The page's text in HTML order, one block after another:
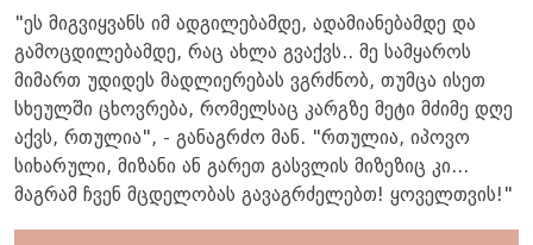
"ეს მიგვიყვანს იმ ადგილებამდე, ადამიანებამდე და
გამოცდილებამდე, რაც ახლა გვაქვს.. მე სამყაროს
მიმართ უდიდეს მადლიერებას ვგრძნობ, თუმცა ისეთ
სხეულში ცხოვრება, რომელსაც კარგზე მეტი მძიმე დღე
აქვს, რთულია", - განაგრძო მან. "რთულია, იპოვო
სიხარული, მიზანი ან გარეთ გასვლის მიზეზიც კი...
მაგრამ ჩვენ მცდელობას გავაგრძელებთ! ყოველთვის!"